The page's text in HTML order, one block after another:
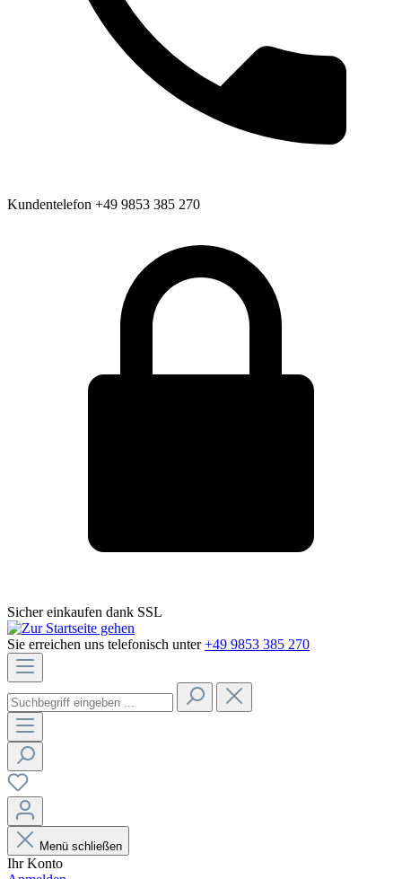
Kundentelefon +49 9853 385 270
Sicher einkaufen dank SSL
Sie erreichen uns telefonisch unter +49 9853 385 270
Menü schließen
Ihr Konto